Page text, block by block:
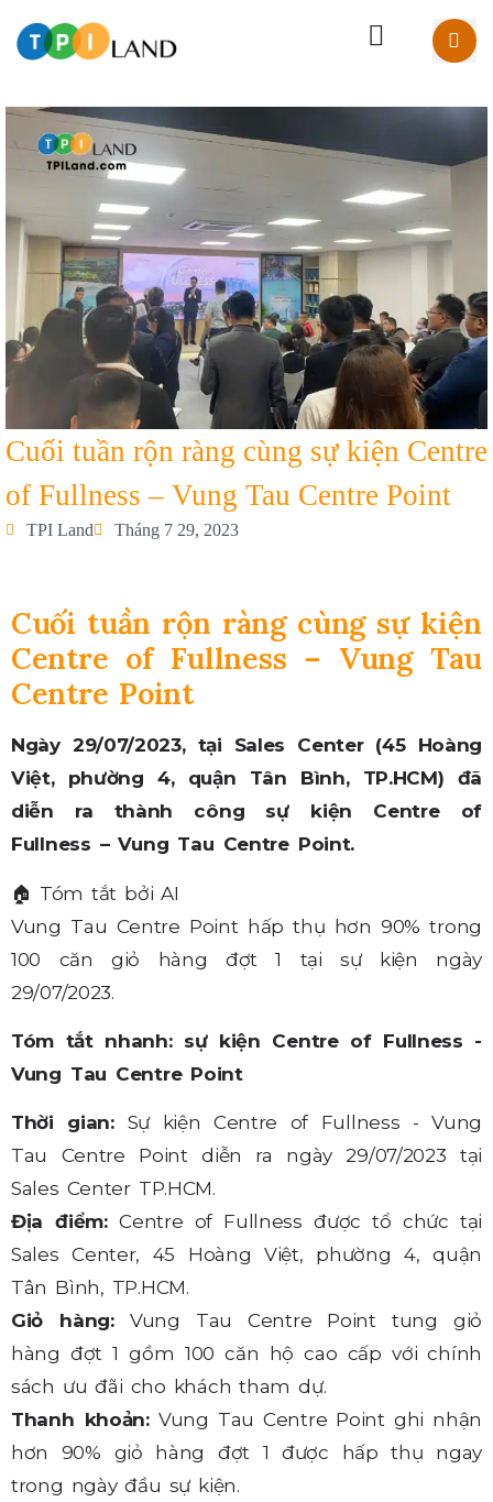
Cuối tuần rộn ràng cùng sự kiện Centre
of Fullness – Vung Tau Centre Point
TPI Land Tháng 7 29, 2023
Cuối tuần rộn ràng cùng sự kiện
Centre of Fullness – Vung Tau
Centre Point
Ngày 29/07/2023, tại Sales Center (45 Hoàng
Việt, phường 4, quận Tân Bình, TP.HCM) đã
diễn ra thành công sự kiện Centre of
Fullness – Vung Tau Centre Point.
🏠 Tóm tắt bởi AI
Vung Tau Centre Point hấp thụ hơn 90% trong
100 căn giỏ hàng đợt 1 tại sự kiện ngày
29/07/2023.
Tóm tắt nhanh: sự kiện Centre of Fullness -
Vung Tau Centre Point
Thời gian:
Sự kiện Centre of Fullness - Vung
Tau Centre Point diễn ra ngày 29/07/2023 tại
Sales Center TP.HCM.
Địa điểm: Centre of Fullness được tổ chức tại
Sales Center, 45 Hoàng Việt, phường 4, quận
Tân Bình, TP.HCM.
Giỏ hàng:
Vung Tau Centre Point tung giỏ
hàng đợt 1 gồm 100 căn hộ cao cấp với chính
sách ưu đãi cho khách tham dự.
Thanh khoản: Vung Tau Centre Point ghi nhận
hơn 90% giỏ hàng đợt 1 được hấp thụ ngay
trong ngày đầu sự kiện.